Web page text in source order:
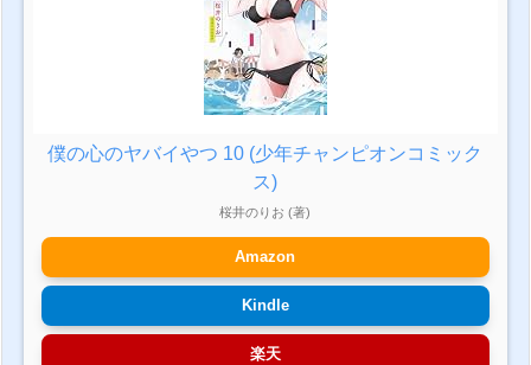
僕の心のヤバイやつ 10 (少年チャンピオンコミック
ス)
桜井のりお (著)
Amazon
Kindle
楽天